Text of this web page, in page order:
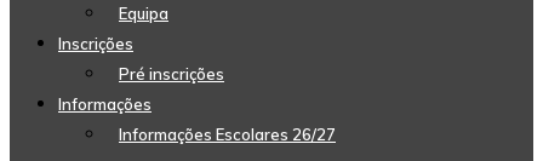
Equipa
Inscrições
Pré inscrições
Informações
Informações Escolares 26/27